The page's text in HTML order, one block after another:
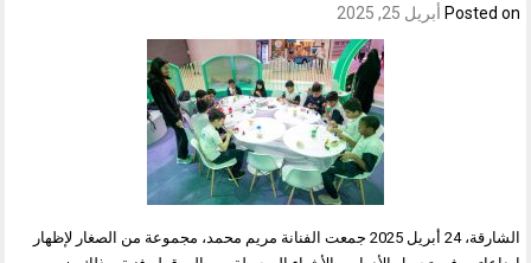
Posted on أبريل 25, 2025
الشارقة، 24 أبريل 2025 جمعت الفنانة مريم محمد، مجموعة من الصغار لإظهار